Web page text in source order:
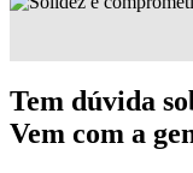
Tem dúvida
Vem com a